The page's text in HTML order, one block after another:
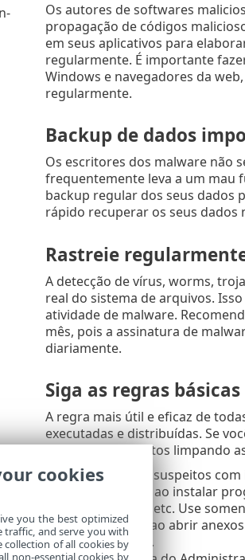
Os autores de softwares
propagação de códigos
em seus aplicativos para
regularmente. É importante
Windows e navegadores da
regularmente.
Backup de dados
Os escritores dos malware não
frequentemente leva a um mau
backup regular dos seus dados
rápido recuperar os seus dados
Rastreie
A detecção de vírus, worms,
real do sistema de arquivos.
atividade de malware.
mês, pois a assinatura de
diariamente.
Siga as regras
A regra mais útil e eficaz de
executadas e distribuídas. Se
poderiam ser gastos limpando
Não visite sites suspeitos
Seja cuidadoso ao instalar
pacotes codec. etc. Use
Seja cauteloso ao abrir
desconhecidos.
cookies
you the best optimized
traffic, and serve you with
collection of all cookies by
non-essential cookies by